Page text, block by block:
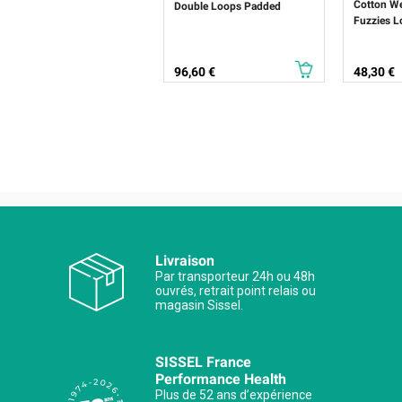
Double Loops Padded
Prix
96,60 €
Cotton
Fuzzies
Prix
48,30 €
Livraison
Par transporteur 24h ou 48h
ouvrés, retrait point relais ou
magasin Sissel.
SISSEL France
Performance Health
Plus de 52 ans d’expérience